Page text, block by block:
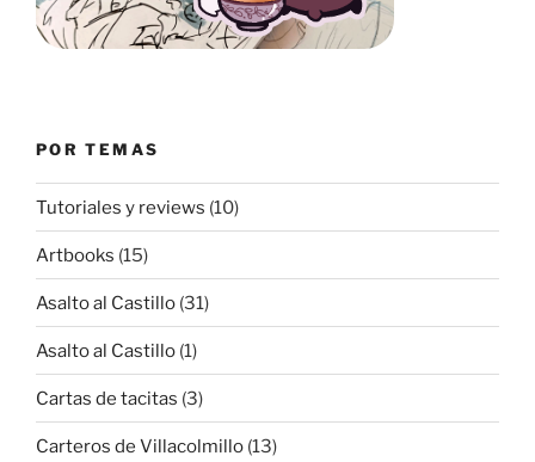
POR TEMAS
Tutoriales y reviews (10)
Artbooks (15)
Asalto al Castillo (31)
Asalto al Castillo (1)
Cartas de tacitas (3)
Carteros de Villacolmillo (13)